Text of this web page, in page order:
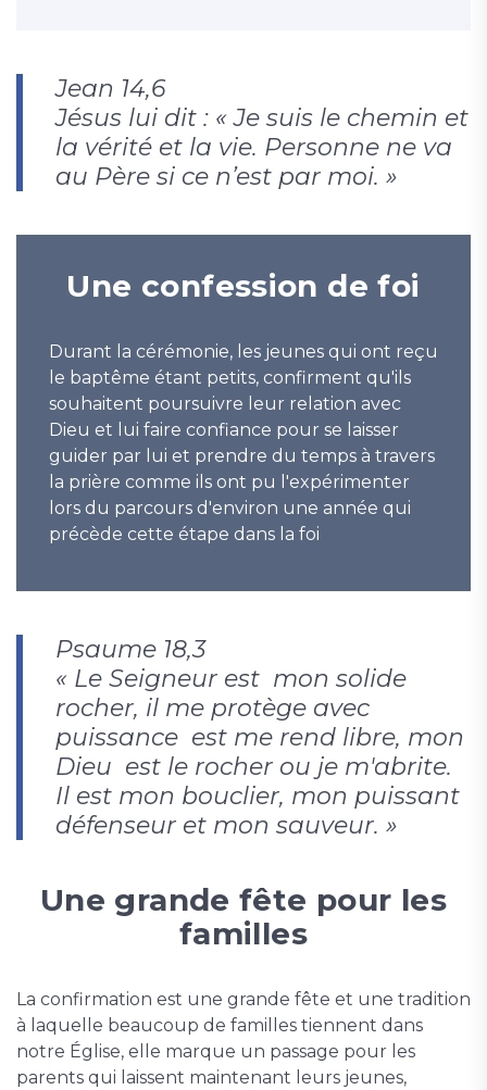
Jean 14,6
Jésus lui dit : « Je suis le chemin et
la vérité et la vie. Personne ne va
au Père si ce n’est par moi. »
Une confession de foi
Durant la cérémonie, les jeunes qui ont reçu
le baptême étant petits, confirment qu'ils
souhaitent poursuivre leur relation avec
Dieu et lui faire confiance pour se laisser
guider par lui et prendre du temps à travers
la prière comme ils ont pu l'expérimenter
lors du parcours d'environ une année qui
précède cette étape dans la foi
Psaume 18,3
« Le Seigneur est mon solide
rocher, il me protège avec
puissance est me rend libre, mon
Dieu est le rocher ou je m'abrite.
Il est mon bouclier, mon puissant
défenseur et mon sauveur. »
Une grande fête pour les
familles
La confirmation est une grande fête et une tradition
à laquelle beaucoup de familles tiennent dans
notre Église, elle marque un passage pour les
parents qui laissent maintenant leurs jeunes,